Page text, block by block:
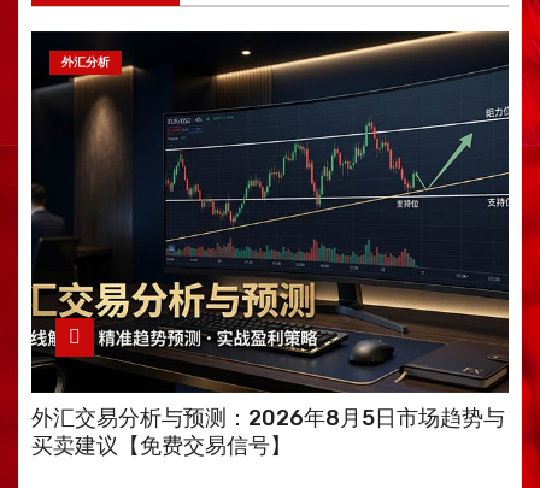
外汇分析
外汇交易分析与预测：2026年8月5日市场趋势与
买卖建议【免费交易信号】